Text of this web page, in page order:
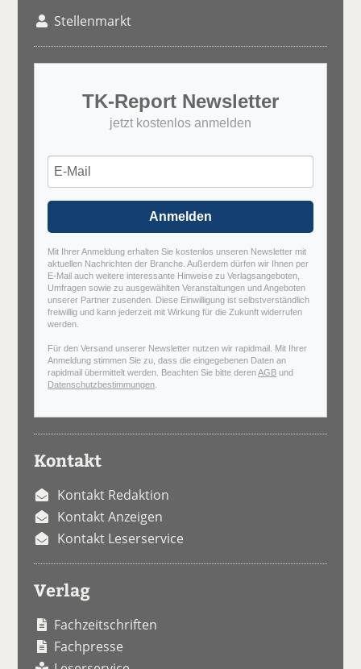
Stellenmarkt
TK-Report Newsletter
jetzt kostenlos anmelden
Anmelden
Mit Ihrer Anmeldung erhalten Sie kostenlos unseren Newsletter mit
aktuellen Nachrichten der Branche. Außerdem dürfen wir Ihnen per
E-Mail auch weitere interessante Hinweise zu Verlagsangeboten,
Umfragen sowie zu ausgewählten Veranstaltungen und Angeboten
unserer Partner zusenden. Diese Einwilligung ist selbstverständlich
freiwillig und kann jederzeit mit Wirkung für die Zukunft widerrufen
werden.
Für den Versand unserer Newsletter nutzen wir rapidmail. Mit Ihrer
Anmeldung stimmen Sie zu, dass die eingegebenen Daten an
rapidmail übermittelt werden. Beachten Sie bitte derenAGB und
Datenschutzbestimmungen
Kontakt
Kontakt Redaktion
Kontakt Anzeigen
Kontakt Leserservice
Verlag
Fachzeitschriften
Fachpresse